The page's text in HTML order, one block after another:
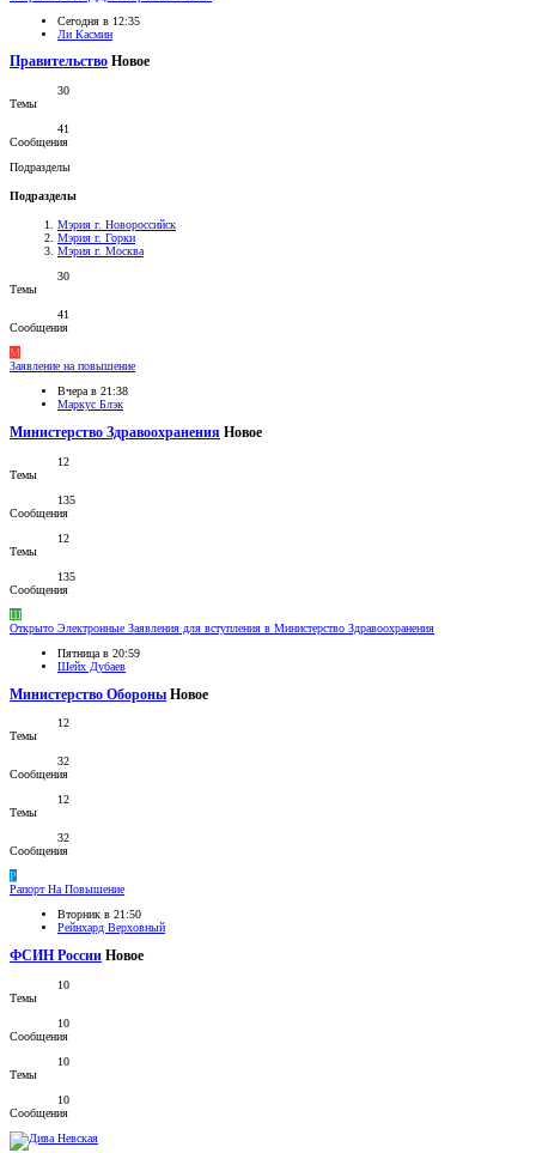
Сегодня в 12:35
Ли Касмин
Правительство Новое
30
Темы
41
Сообщения
Подразделы
Подразделы
Мэрия г. Новороссийск
Мэрия г. Горки
Мэрия г. Москва
30
Темы
41
Сообщения
М
Заявление на повышение
Вчера в 21:38
Маркус Блэк
Министерство Здравоохранения Новое
12
Темы
135
Сообщения
12
Темы
135
Сообщения
Ш
Открыто Электронные Заявления для вступления в Министерство Здравоохранения
Пятница в 20:59
Шейх Дубаев
Министерство Обороны Новое
12
Темы
32
Сообщения
12
Темы
32
Сообщения
Р
Рапорт На Повышение
Вторник в 21:50
Рейнхард Верховный
ФСИН России Новое
10
Темы
10
Сообщения
10
Темы
10
Сообщения